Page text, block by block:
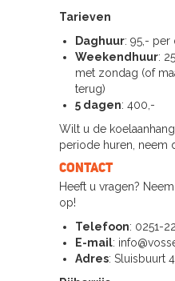
Tarieven
Daghuur: 95,- per
Weekendhuur:
met zondag (of
terug)
5 dagen: 400,-
Wilt u de
periode huren, neem
Contact
Heeft u vragen?
op!
Telefoon: 0251-
E-mail:
Adres: Sluisbuurt